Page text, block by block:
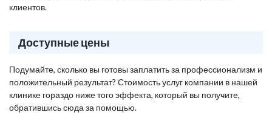
клиентов.
Доступные цены
Подумайте, сколько вы готовы заплатить за профессионализм и
положительный результат? Стоимость услуг компании в нашей
клинике гораздо ниже того эффекта, который вы получите,
обратившись сюда за помощью.